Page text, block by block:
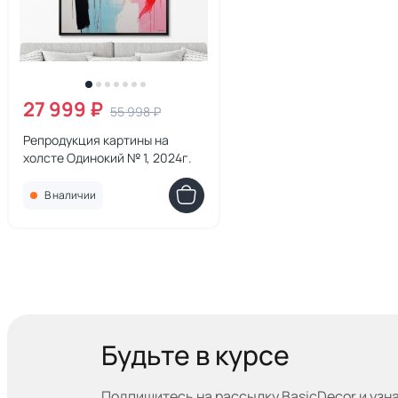
27 999 ₽ 55 998 ₽
Репродукция картины на
холсте Одинокий № 1, 2024г.
В наличии
Будьте в курсе